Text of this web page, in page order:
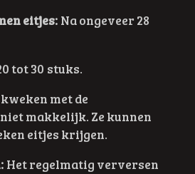
eitjes:Na ongeveer 28
tot 30 stuks.
met de
makkelijk. Ze kunnen
eitjes krijgen.
Het regelmatig verversen